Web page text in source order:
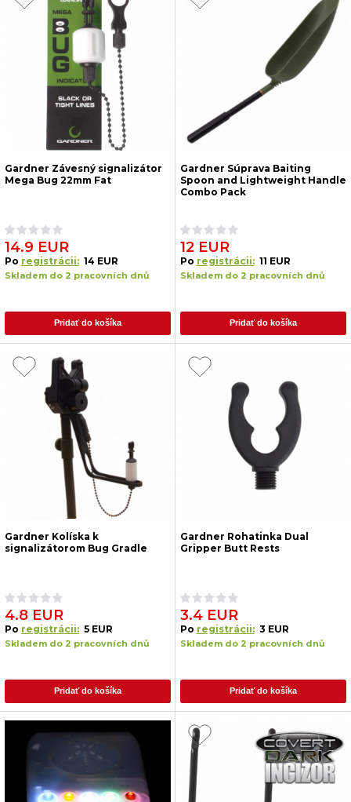
Gardner Závesný signalizátor
Mega Bug 22mm Fat
14.9 EUR
Po registrácii: 14 EUR
Skladem do 2 pracovních dnů
Pridať do košíka
Gardner Súprava Baiting
Spoon and Lightweight Handle
Combo Pack
12 EUR
Po registrácii: 11 EUR
Skladem do 2 pracovních dnů
Pridať do košíka
Gardner Kolíska k
signalizátorom Bug Gradle
4.8 EUR
Po registrácii: 5 EUR
Skladem do 2 pracovních dnů
Pridať do košíka
Gardner Rohatinka Dual
Gripper Butt Rests
3.4 EUR
Po registrácii: 3 EUR
Skladem do 2 pracovních dnů
Pridať do košíka